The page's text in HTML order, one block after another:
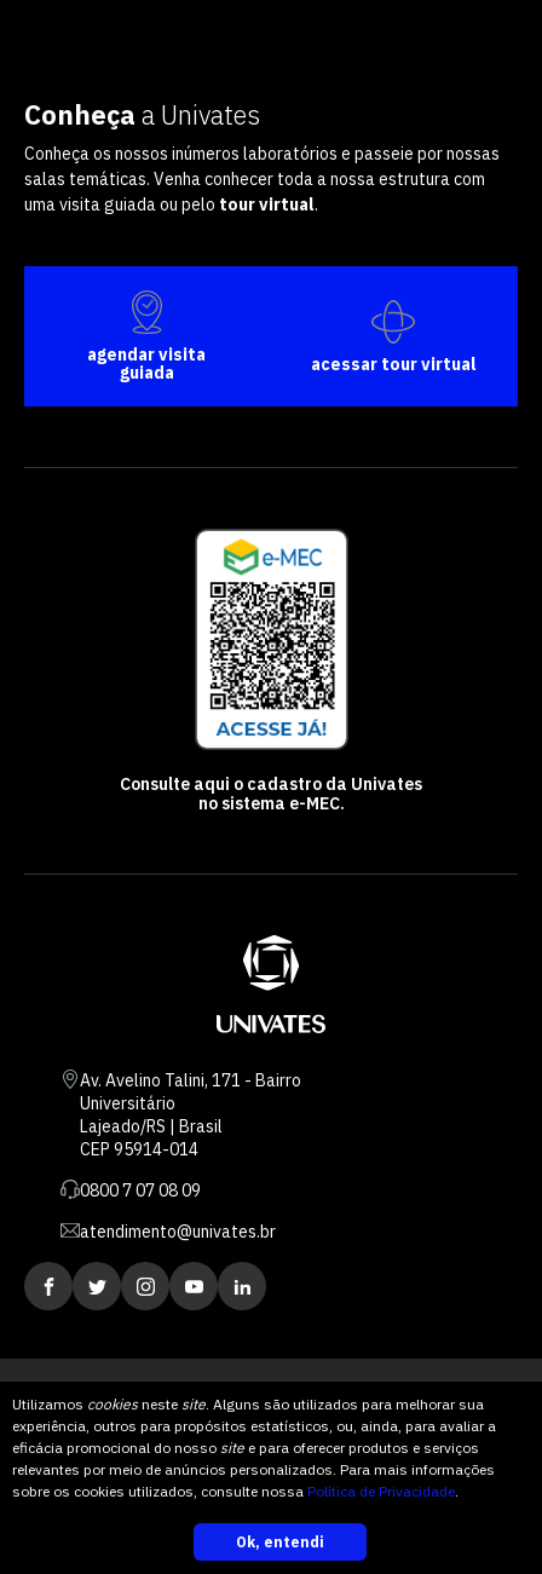
Utilizamos cookiesneste site. Alguns são utilizados para melhorar sua
experiência, outros para propósitos estatísticos, ou, ainda, para avaliar a
eficácia promocional do nosso site e para oferecer produtos e serviços
relevantes por meio de anúncios personalizados. Para mais informações
sobre os cookies utilizados, consulte nossa Política de Privacidade.
Ok, entendi
Conheça a Univates
Conheça os nossos inúmeros laboratórios e passeie por nossas
salas temáticas. Venha conhecer toda a nossa estrutura com
uma visita guiada ou pelo tour virtual.
agendar visita
guiada
acessar tour virtual
Consulte aqui o cadastro da Univates
no sistema e-MEC.
Av. Avelino Talini, 171 - Bairro
Universitário
Lajeado/RS | Brasil
CEP 95914-014
0800 7 07 08 09
atendimento@univates.br
AFILIADA:
Instituição de Ensino Superior Comunitária